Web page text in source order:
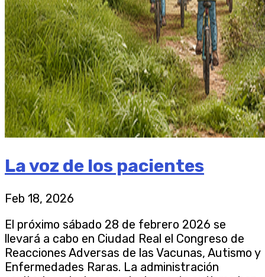
La voz de los pacientes
Feb 18, 2026
El próximo sábado 28 de febrero 2026 se
llevará a cabo en Ciudad Real el Congreso de
Reacciones Adversas de las Vacunas, Autismo y
Enfermedades Raras. La administración